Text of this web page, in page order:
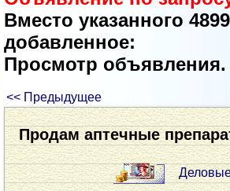
Вместо указанного
добавленное:
Просмотр
<< Предыдущее
Продам аптечные